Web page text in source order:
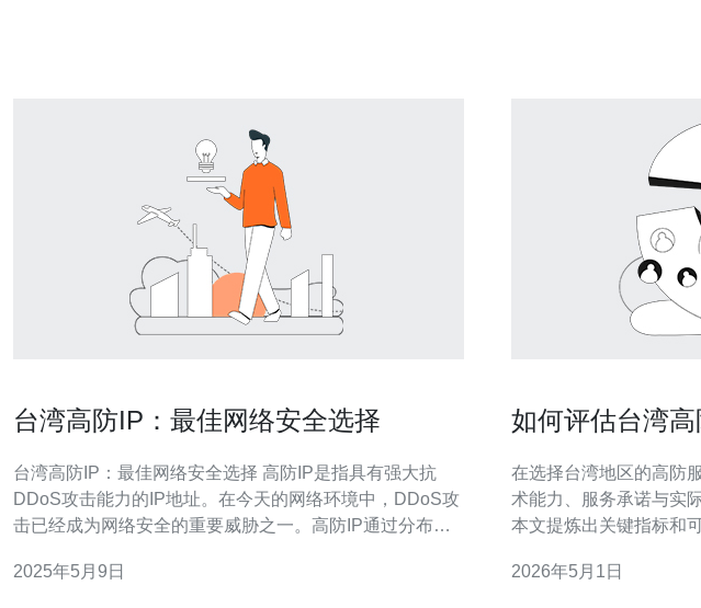
台湾高防IP：最佳网络安全选择
台湾高防IP：最佳网络安全选择 高防IP是指具有强大抗
DDoS攻击能力的IP地址。在今天的网络环境中，DDoS攻
击已经成为网络安全的重要威胁之一。高防IP通过分布式
的DDoS攻击，保障网络的稳定和安全。 台湾作为一个互
2025年5月9日
如何评估台湾
在选择台湾地区的高防
术能力、服务承诺与实
本文提炼出关键指标和
应该评估多少项服务指
2026年5月1日